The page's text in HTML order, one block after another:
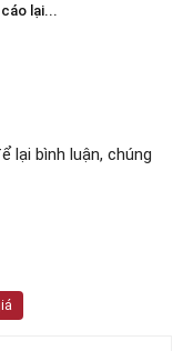
lại...
lại bình luận, chúng